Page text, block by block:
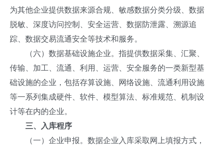
为其他企业提供数据来源合规、敏感数据分类分级、数据
脱敏、深度访问控制、安全运营、数据防泄露、溯源追
踪、数据交易流通安全等技术和服务。
（六）数据基础设施企业。指提供数据采集、汇聚、
传输、加工、流通、利用、运营、安全服务的一类新型基
础设施的企业，包括存算设施、网络设施、流通利用设施
等一系列集成硬件、软件、模型算法、标准规范、机制设
计等在内的企业。
三、入库程序
（一）企业申报。数据企业入库采取网上填报方式，